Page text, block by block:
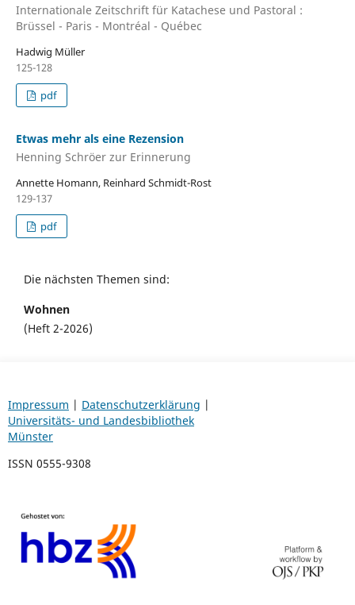
Internationale Zeitschrift für Katachese und Pastoral :
Brüssel - Paris - Montréal - Québec
Hadwig Müller
125-128
pdf
Etwas mehr als eine Rezension
Henning Schröer zur Erinnerung
Annette Homann, Reinhard Schmidt-Rost
129-137
pdf
Die nächsten Themen sind:
Wohnen
(Heft 2-2026)
Impressum | Datenschutzerklärung |
Universitäts- und Landesbibliothek
Münster
ISSN 0555-9308